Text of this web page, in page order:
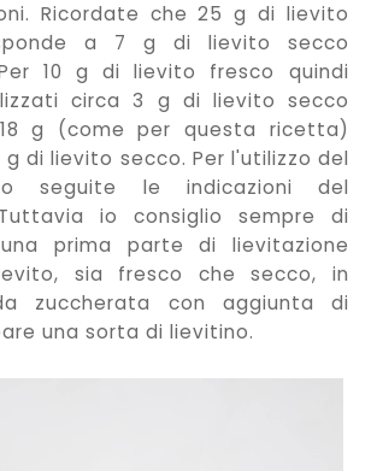
Ricordate che 25 g di lievito
a 7 g di lievito secco
10 g di lievito fresco quindi
circa 3 g di lievito secco
g (come per questa ricetta)
di lievito secco. Per l'utilizzo del
seguite le indicazioni del
io consiglio sempre di
prima parte di lievitazione
sia fresco che secco, in
zuccherata con aggiunta di
una sorta di lievitino.